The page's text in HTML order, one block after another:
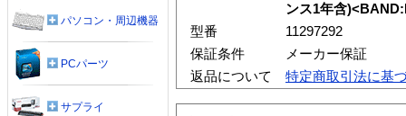
ンス1年含
型番
11297292
保証条件
メーカー保証
返品について
特定商取引法に基
パソコン・周辺機器
PCパーツ
サプライ